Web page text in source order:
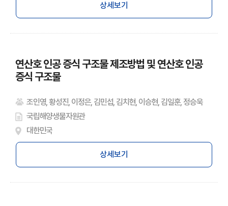
상세보기
연산호 인공 증식 구조물 제조방법 및 연산호 인공
증식 구조물
조인영, 황성진, 이정은, 김민섭, 김치현, 이승현, 김일훈, 정승욱
국립해양생물자원관
대한민국
상세보기